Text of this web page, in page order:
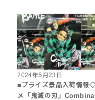
2024年5月23日
■プライズ景品入荷情報
メ「鬼滅の刃」